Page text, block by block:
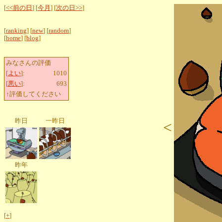
[<<前の日 ] [今月 ] [次の日>>]
[ranking] [new] [random]
[home] [blog]
みなさんの評価
[よい]:
1010
[悪い]:
693
↑評価してください
昨日 一昨日
昨年
[+]
<